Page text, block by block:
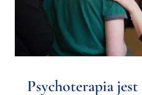
Czytelnia
Psychoterapia jest